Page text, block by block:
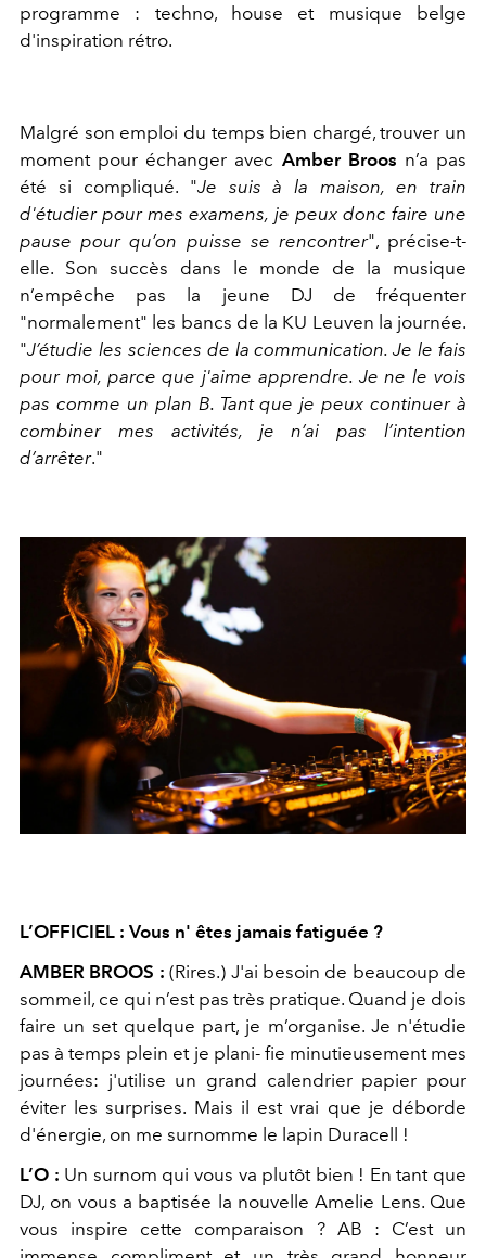
programme : techno, house et musique belge
d'inspiration rétro.
Malgré son emploi du temps bien chargé, trouver un
moment pour échanger avec Amber Broos n’a pas
été si compliqué. "Je suis à la maison, en train
d'étudier pour mes examens, je peux donc faire une
pause pour qu’on puisse se rencontrer", précise-t-
elle. Son succès dans le monde de la musique
n’empêche pas la jeune DJ de fréquenter
"normalement" les bancs de la KU Leuven la journée.
"J’étudie les sciences de la communication. Je le fais
pour moi, parce que j'aime apprendre. Je ne le vois
pas comme un plan B. Tant que je peux continuer à
combiner mes activités, je n’ai pas l’intention
d’arrêter."
L’OFFICIEL : Vous n' êtes jamais fatiguée ?
AMBER BROOS : (Rires.) J'ai besoin de beaucoup de
sommeil, ce qui n’est pas très pratique. Quand je dois
faire un set quelque part, je m’organise. Je n'étudie
pas à temps plein et je plani- fie minutieusement mes
journées: j'utilise un grand calendrier papier pour
éviter les surprises. Mais il est vrai que je déborde
d'énergie, on me surnomme le lapin Duracell !
L’O : Un surnom qui vous va plutôt bien ! En tant que
DJ, on vous a baptisée la nouvelle Amelie Lens. Que
vous inspire cette comparaison ? AB : C’est un